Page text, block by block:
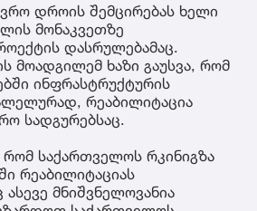
დროის შემცირებას ხელი
მონაკვეთზე
დასრულებამაც.
მოადგილემ ხაზი გაუსვა, რომ
ინფრასტრუქტურის
რეაბილიტაცია
სადგურებსაც.
რომ საქართველოს რკინიგზა
რეაბილიტაციას
მნიშვნელოვანია